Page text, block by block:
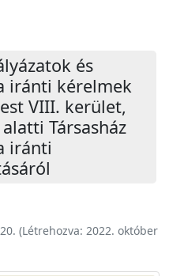
és
iránti kérelmek
VIII. kerület,
Társasház
iránti
(Létrehozva: 2022. október